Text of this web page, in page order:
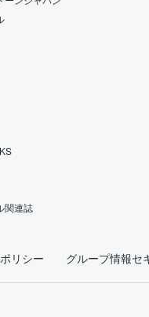
関連誌
リシー グループ情報セ